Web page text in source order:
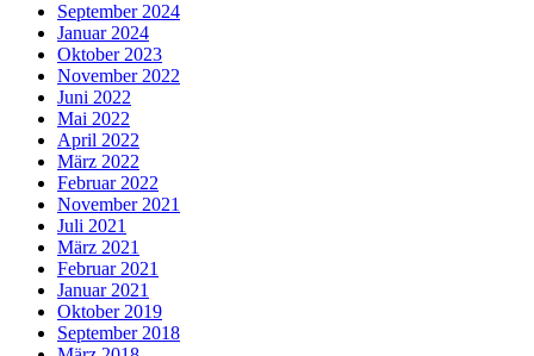
September 2024
Januar 2024
Oktober 2023
November 2022
Juni 2022
Mai 2022
April 2022
März 2022
Februar 2022
November 2021
Juli 2021
März 2021
Februar 2021
Januar 2021
Oktober 2019
September 2018